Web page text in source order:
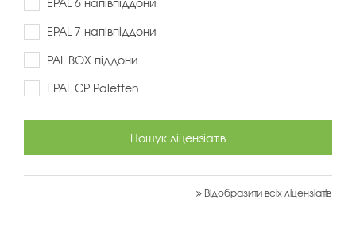
EPAL 7 напівпіддони
PAL BOX піддони
EPAL CP Paletten
Пошук ліцензіатів
Відобразити всіх ліцензіатів